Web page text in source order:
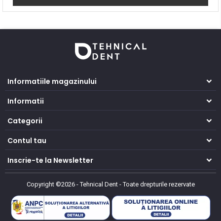
Informatiile magazinului
Informatii
Categorii
Contul tau
Inscrie-te la Newsletter
Copyright ©2026 - Tehnical Dent - Toate drepturile rezervate